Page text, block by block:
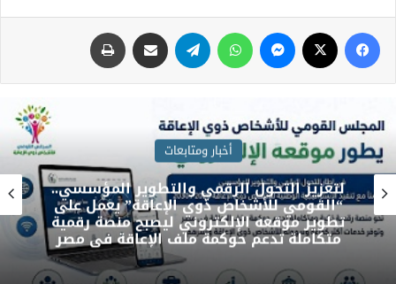
أخبار ومتابعات
لتعزيز التحول الرقمي والتطوير المؤسسي..
“القومي للأشخاص ذوي الإعاقة” يعمل على
تطوير موقعه الإلكتروني ليصبح منصة رقمية
متكاملة تدعم حوكمة ملف الإعاقة في مصر